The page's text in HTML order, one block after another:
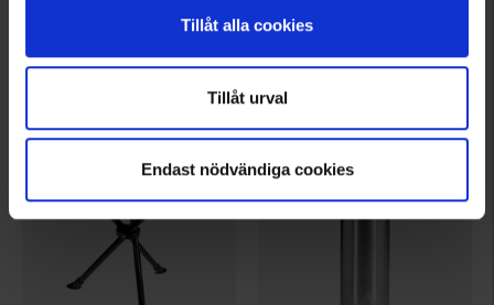
Tillåt alla cookies
Tillåt urval
Endast nödvändiga cookies
Pandelampe 110 Lumen
Fra75 kr.
Vurdering:
Termoflaske Ätran 0,5L
39 kr.
4.6 ud af 5 stjerner